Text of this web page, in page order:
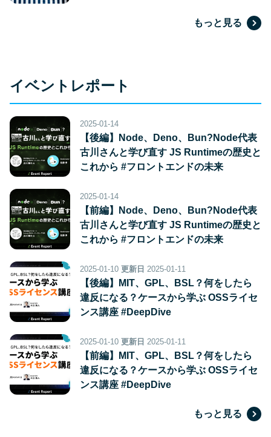
もっと見る
イベントレポート
2025-01-14
【後編】Node、Deno、Bun?Node代表
古川さんと学び直す JS Runtimeの歴史と
これから #フロントエンドの未来
2025-01-14
【前編】Node、Deno、Bun?Node代表
古川さんと学び直す JS Runtimeの歴史と
これから #フロントエンドの未来
2025-01-10 更新日 2025-01-11
【後編】MIT、GPL、BSL？何をしたら
違反になる？ケースから学ぶ OSSライセ
ンス講座 #DeepDive
2025-01-10 更新日 2025-01-11
【前編】MIT、GPL、BSL？何をしたら
違反になる？ケースから学ぶ OSSライセ
ンス講座 #DeepDive
もっと見る